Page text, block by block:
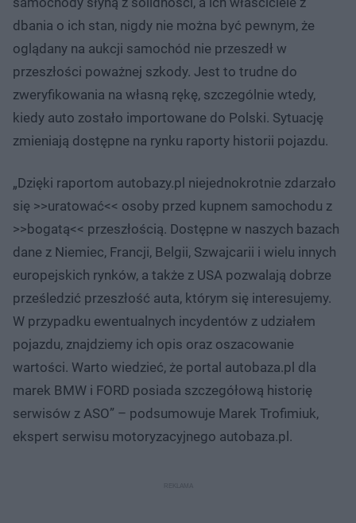
dbania o ich stan, nigdy nie można być pewnym, że
oglądany na aukcji samochód nie przeszedł w
przeszłości poważnej szkody. Jest to trudne do
zweryfikowania na własną rękę, szczególnie wtedy,
kiedy auto zostało importowane do Polski. Sytuację
zmieniają dostępne na rynku raporty historii pojazdu.
„Dzięki raportom autobazy.pl niejednokrotnie zdarzało
się >>uratować<< osoby przed kupnem samochodu z
>>bogatą<< przeszłością. Dostępne w naszych bazach
dane z Niemiec, Francji, Belgii, Szwajcarii i wielu innych
europejskich rynków, a także z USA pozwalają dobrze
prześledzić przeszłość auta, którym się interesujemy.
W przypadku ewentualnych incydentów z udziałem
pojazdu, znajdziemy ich opis oraz oszacowanie
wartości. Warto wiedzieć, że portal autobaza.pl dla
marek BMW i FORD posiada szczegółową historię
serwisów z ASO” – podsumowuje Marek Trofimiuk,
ekspert serwisu motoryzacyjnego autobaza.pl.